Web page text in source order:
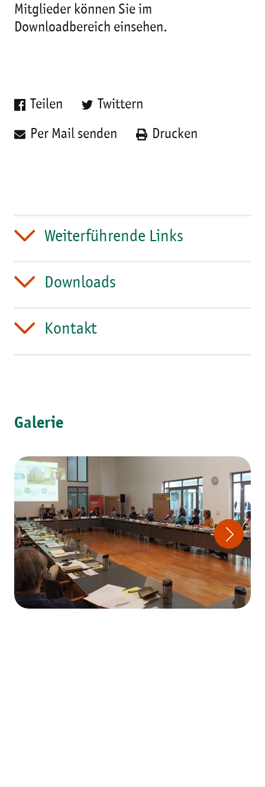
Mitglieder können Sie im
Downloadbereich einsehen.
Teilen Twittern
Per Mail senden Drucken
Weiterführende Links
Downloads
Kontakt
Galerie